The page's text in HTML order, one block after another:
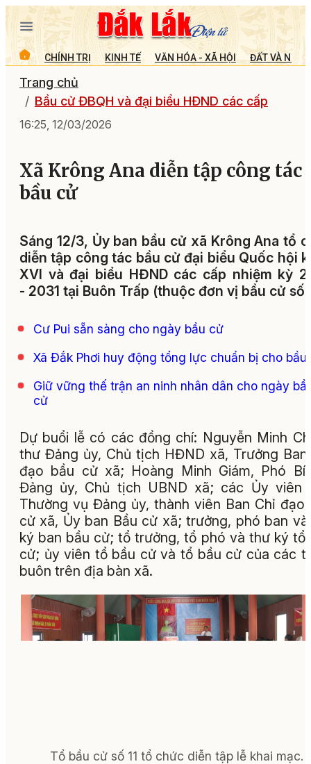
CHÍNH TRỊ KINH TẾ VĂN HÓA - XÃ HỘI ĐẤT VÀ
Trang chủ
Bầu cử ĐBQH và đại biểu HĐND các cấp
16:25, 12/03/2026
Xã Krông Ana diễn tập công tác
bầu cử
Sáng 12/3, Ủy ban bầu cử xã Krông Ana tổ
diễn tập công tác bầu cử đại biểu Quốc hội
XVI và đại biểu HĐND các cấp nhiệm kỳ
- 2031 tại Buôn Trấp (thuộc đơn vị bầu cử số
Cư Pui sẵn sàng cho ngày bầu cử
Xã Đắk Phơi huy động tổng lực chuẩn bị cho bầu
Giữ vững thế trận an ninh nhân dân cho ngày
cử
Dự buổi lễ có các đồng chí: Nguyễn Minh
thư Đảng ủy, Chủ tịch HĐND xã, Trưởng Ban
đạo bầu cử xã; Hoàng Minh Giám, Phó Bí
Đảng ủy, Chủ tịch UBND xã; các Ủy viên
Thường vụ Đảng ủy, thành viên Ban Chỉ đạo
cử xã, Ủy ban Bầu cử xã; trưởng, phó ban
ký ban bầu cử; tổ trưởng, tổ phó và thư ký tổ
cử; ủy viên tổ bầu cử và tổ bầu cử của các
buôn trên địa bàn xã.
Tổ bầu cử số 11 tổ chức diễn tập lễ khai mạc.